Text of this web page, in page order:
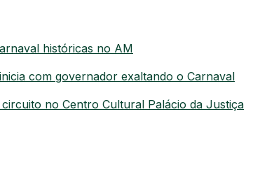
históricas no AM
com governador exaltando o Carnaval
no Centro Cultural Palácio da Justiça